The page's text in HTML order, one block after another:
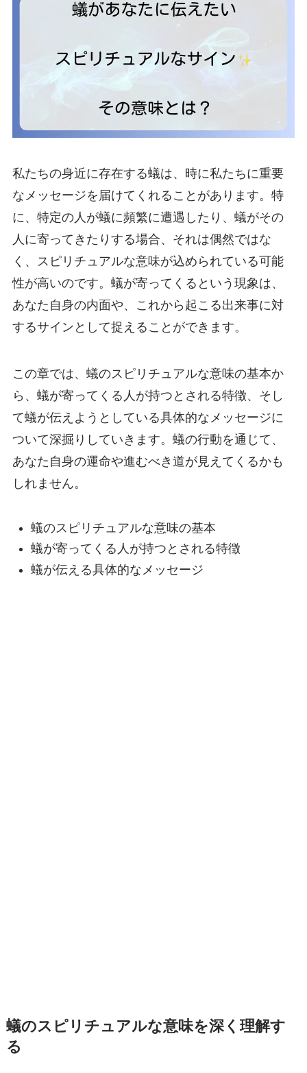
私たちの身近に存在する蟻は、時に私たちに重要
なメッセージを届けてくれることがあります。特
に、特定の人が蟻に頻繁に遭遇したり、蟻がその
人に寄ってきたりする場合、それは偶然ではな
く、スピリチュアルな意味が込められている可能
性が高いのです。蟻が寄ってくるという現象は、
あなた自身の内面や、これから起こる出来事に対
するサインとして捉えることができます。
この章では、蟻のスピリチュアルな意味の基本か
ら、蟻が寄ってくる人が持つとされる特徴、そし
て蟻が伝えようとしている具体的なメッセージに
ついて深掘りしていきます。蟻の行動を通じて、
あなた自身の運命や進むべき道が見えてくるかも
しれません。
蟻のスピリチュアルな意味の基本
蟻が寄ってくる人が持つとされる特徴
蟻が伝える具体的なメッセージ
蟻のスピリチュアルな意味を深く理解す
る